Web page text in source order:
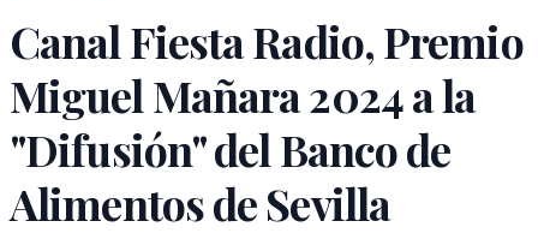
Canal Fiesta Radio, Premio
Miguel Mañara 2024 a la
"Difusión" del Banco de
Alimentos de Sevilla